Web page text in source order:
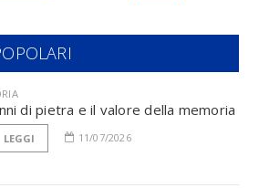
di pietra e il valore della memoria
LEGGI 11/07/2026